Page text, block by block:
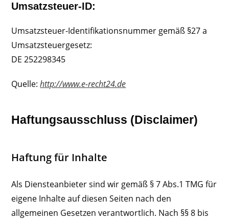
Umsatzsteuer-ID:
Umsatzsteuer-Identifikationsnummer gemäß §27 a
Umsatzsteuergesetz:
DE 252298345
Quelle:http://www.e-recht24.de
Haftungsausschluss (Disclaimer)
Haftung für Inhalte
Als Diensteanbieter sind wir gemäß § 7 Abs.1 TMG für
eigene Inhalte auf diesen Seiten nach den
allgemeinen Gesetzen verantwortlich. Nach §§ 8 bis